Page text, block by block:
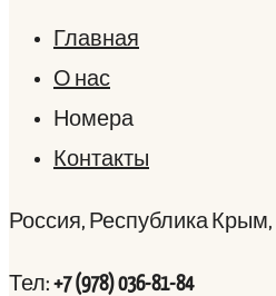
Главная
О нас
Номера
Контакты
Россия, Республика
Тел: +7 (978) 036-81-84